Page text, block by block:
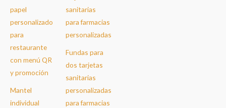
Mantel
individual
Fundas para
dos tarjetas
sanitarias
personalizadas
para farmacias